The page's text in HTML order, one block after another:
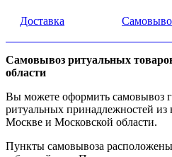
Доставка
Самовывоз ритуальных
области
Вы можете оформить самовывоз
ритуальных принадлежностей
Москве и Московской области.
Пункты самовывоза